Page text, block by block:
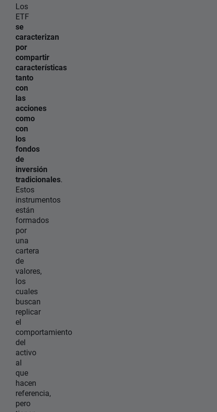
Los
ETF
se
caracterizan
por
compartir
características
tanto
con
las
acciones
como
con
los
fondos
de
inversión
tradicionales.
Estos
instrumentos
están
formados
por
una
cartera
de
valores,
los
cuales
buscan
replicar
el
comportamiento
del
activo
al
que
hacen
referencia,
pero